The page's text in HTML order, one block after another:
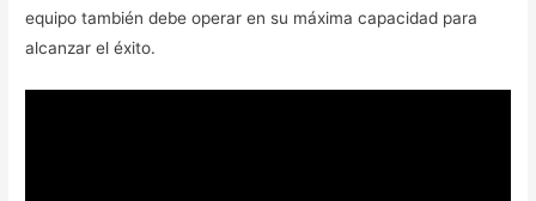
equipo también debe operar en su máxima capacidad para
alcanzar el éxito.